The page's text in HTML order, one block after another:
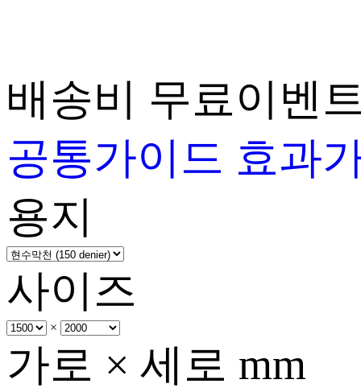
배송비 무료이벤
공통가이드 효과
용지
사이즈
×
가로 × 세로 mm